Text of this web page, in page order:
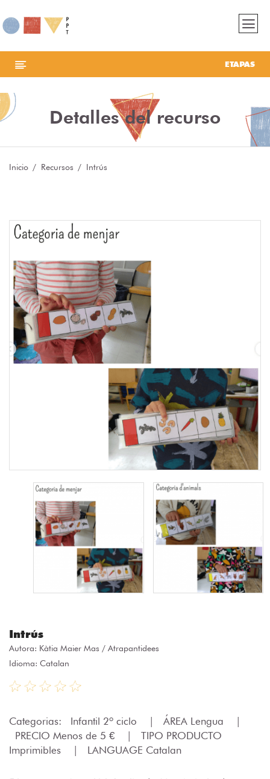
ETAPAS
Detalles del recurso
Inicio Recursos Intrús
Intrús
Autora: Kàtia Maier Mas / Atrapantidees
Idioma: Catalan
Categorias: Infantil 2º ciclo ÁREA Lengua
PRECIO Menos de 5 €
TIPO PRODUCTO
Imprimibles
LANGUAGE Catalan